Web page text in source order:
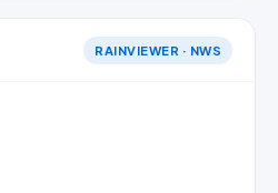
RAINVIEWER · NWS